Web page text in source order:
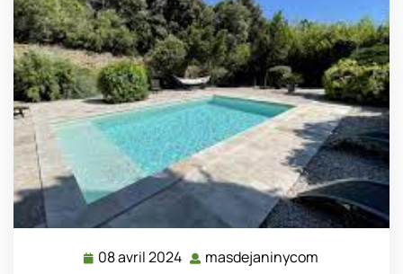
08 avril 2024 08 masdejaninycom